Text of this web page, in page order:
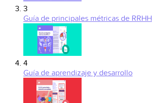
3
Guía de principales métricas de RRHH
4
Guía de aprendizaje y desarrollo